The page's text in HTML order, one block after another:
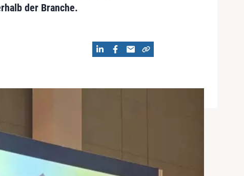
der Branche.